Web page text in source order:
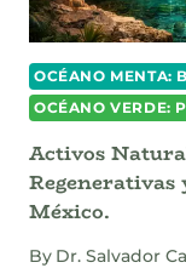
OCÉANO MENTA:
OCÉANO VERDE:
Activos
México.
By Dr. Salvador